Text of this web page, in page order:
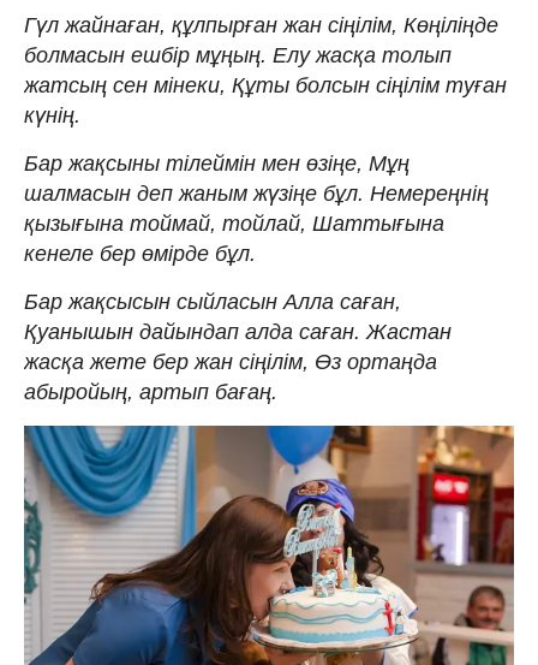
Гүл жайнаған, құлпырған жан сіңілім, Көңіліңде
болмасын ешбір мұңың. Елу жасқа толып
жатсың сен мінеки, Құты болсын сіңілім туған
күнің.
Бар жақсыны тілеймін мен өзіңе, Мұң
шалмасын деп жаным жүзіңе бұл. Немереңнің
қызығына тоймай, тойлай, Шаттығына
кенеле бер өмірде бұл.
Бар жақсысын сыйласын Алла саған,
Қуанышын дайындап алда саған. Жастан
жасқа жете бер жан сіңілім, Өз ортаңда
абыройың, артып бағаң.